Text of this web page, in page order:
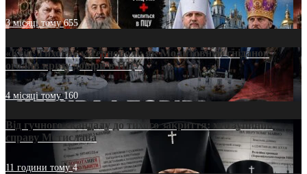
3 місяці тому655
«Кейс Тихона» у Тернополі: як Молитовний сніданок
оголив кризу довіри в ПЦУ
4 місяці тому160
Від гучного скандалу до тихого закриття: хто зупинив
справу Мстислава
11 години тому4